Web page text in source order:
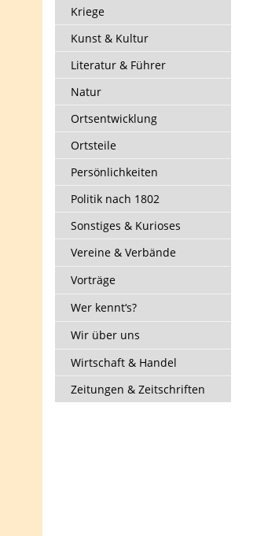
Kriege
Kunst & Kultur
Literatur & Führer
Natur
Ortsentwicklung
Ortsteile
Persönlichkeiten
Politik nach 1802
Sonstiges & Kurioses
Vereine & Verbände
Vorträge
Wer kennt‘s?
Wir über uns
Wirtschaft & Handel
Zeitungen & Zeitschriften